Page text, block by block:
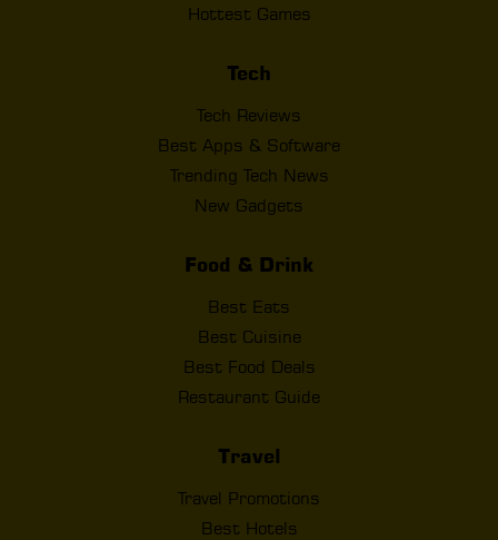
Hottest Games
Tech
Tech Reviews
Best Apps & Software
Trending Tech News
New Gadgets
Food & Drink
Best Eats
Best Cuisine
Best Food Deals
Restaurant Guide
Travel
Travel Promotions
Best Hotels